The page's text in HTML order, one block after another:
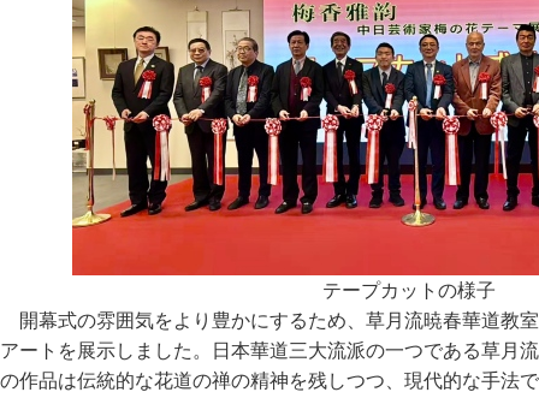
テープカットの様子
開幕式の雰囲気をより豊かにするため、草月流暁春華道教
アートを展示しました。日本華道三大流派の一つである草月
の作品は伝統的な花道の禅の精神を残しつつ、現代的な手法